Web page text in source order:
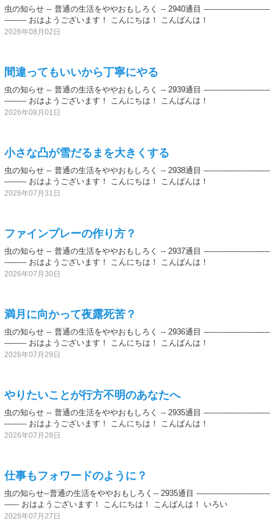
虫の知らせ -- 普通の生活をややおもしろく -- 2940通目 ---------------------------
--------- おはようございます！ こんにちは！ こんばんは！
2026年08月02日
間違ってもいいから丁寧にやる
虫の知らせ -- 普通の生活をややおもしろく -- 2939通目 ---------------------------
--------- おはようございます！ こんにちは！ こんばんは！
2026年08月01日
小さな凸が雪だるまを大きくする
虫の知らせ -- 普通の生活をややおもしろく -- 2938通目 ---------------------------
--------- おはようございます！ こんにちは！ こんばんは！
2026年07月31日
ファインプレーの作り方？
虫の知らせ -- 普通の生活をややおもしろく -- 2937通目 ---------------------------
--------- おはようございます！ こんにちは！ こんばんは！
2026年07月30日
満月に向かって夜露死苦？
虫の知らせ -- 普通の生活をややおもしろく -- 2936通目 ---------------------------
--------- おはようございます！ こんにちは！ こんばんは！
2026年07月29日
やりたいことが行方不明のあなたへ
虫の知らせ -- 普通の生活をややおもしろく -- 2935通目 ---------------------------
--------- おはようございます！ こんにちは！ こんばんは！
2026年07月28日
仕事もフォワードのように？
虫の知らせ--普通の生活をややおもしろく-- 2935通目 ------------------------------
------ おはようございます！ こんにちは！ こんばんは！ いろい
2026年07月27日